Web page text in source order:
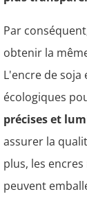
Par
obtenir la
L'encre de
écologiques
précises et
assurer la
plus, les
peuvent